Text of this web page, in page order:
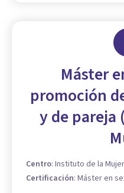
Máster
promoción
y de
Centro: Instituto de la Mujer
Certificación: Máster en